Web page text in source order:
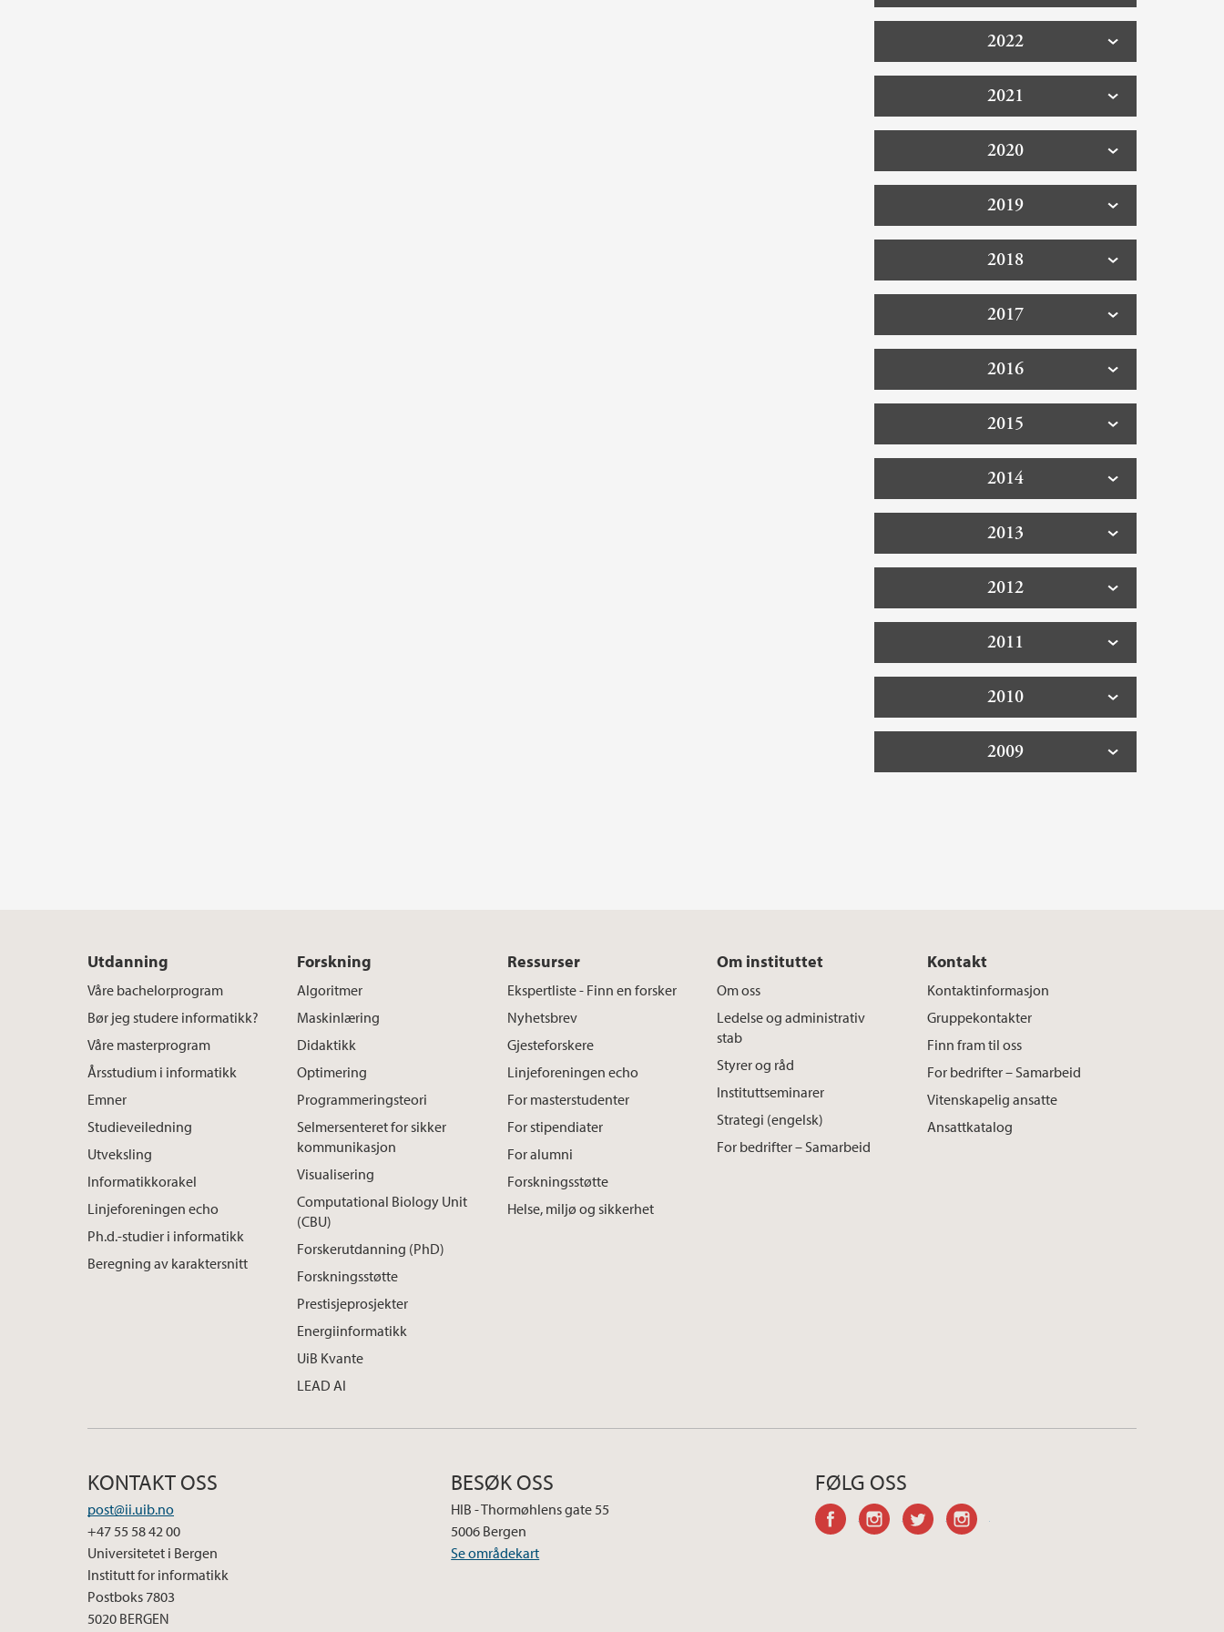
2022
2021
2020
2019
2018
2017
2016
2015
2014
2013
2012
2011
2010
2009
Utdanning
Våre bachelorprogram
Bør jeg studere informatikk?
Våre masterprogram
Årsstudium i informatikk
Emner
Studieveiledning
Utveksling
Informatikkorakel
Linjeforeningen echo
Ph.d.-studier i informatikk
Beregning av karaktersnitt
Forskning
Algoritmer
Maskinlæring
Didaktikk
Optimering
Programmeringsteori
Selmersenteret for sikker
kommunikasjon
Visualisering
Computational Biology Unit
(CBU)
Forskerutdanning (PhD)
Forskningsstøtte
Prestisjeprosjekter
Energiinformatikk
UiB Kvante
LEAD AI
Ressurser
Ekspertliste - Finn en forsker
Nyhetsbrev
Gjesteforskere
Linjeforeningen echo
For masterstudenter
For stipendiater
For alumni
Forskningsstøtte
Helse, miljø og sikkerhet
Om instituttet
Om oss
Ledelse og administrativ
stab
Styrer og råd
Instituttseminarer
Strategi (engelsk)
For bedrifter – Samarbeid
Kontakt
Kontaktinformasjon
Gruppekontakter
Finn fram til oss
For bedrifter – Samarbeid
Vitenskapelig ansatte
Ansattkatalog
KONTAKT OSS
post@ii.uib.no
+47 55 58 42 00
Universitetet i Bergen
Institutt for informatikk
Postboks 7803
5020 BERGEN
BESØK OSS
HIB - Thormøhlens gate 55
5006 Bergen
Se områdekart
FØLG OSS
facebookinstagramtwitter